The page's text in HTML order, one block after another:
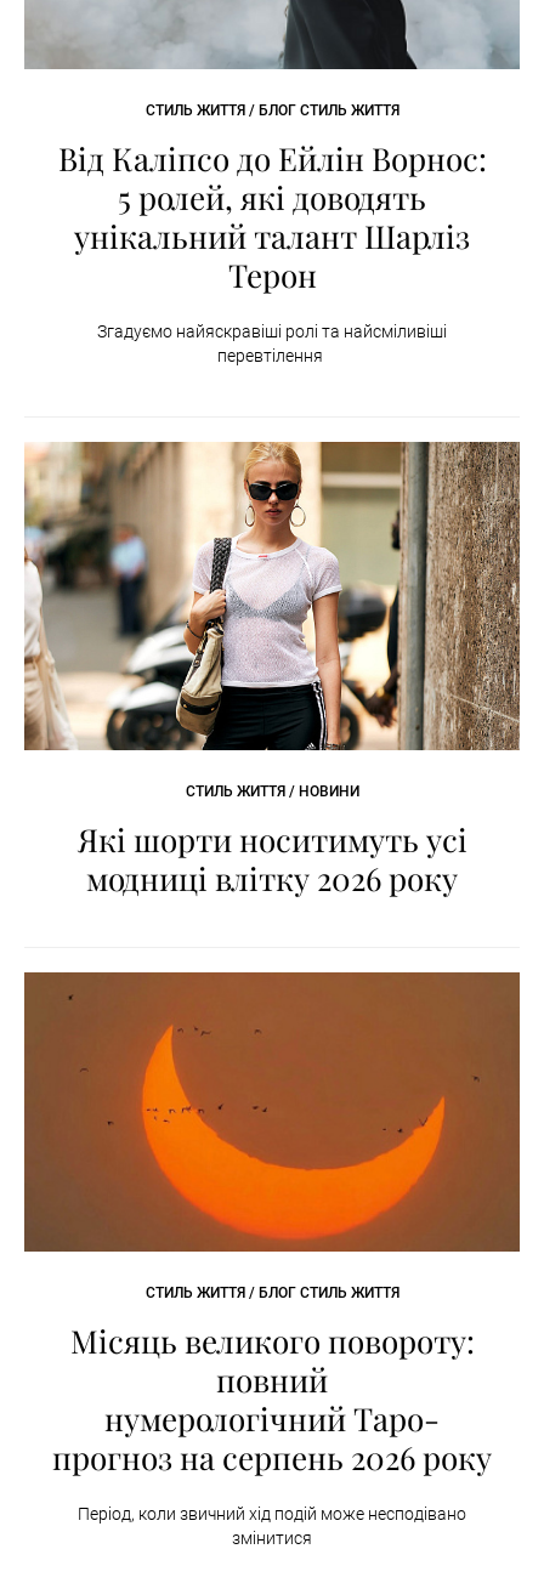
СТИЛЬ ЖИТТЯ / БЛОГ СТИЛЬ ЖИТТЯ
Від Каліпсо до Ейлін Ворнос:
5 ролей, які доводять
унікальний талант Шарліз
Терон
Згадуємо найяскравіші ролі та найсміливіші
перевтілення
СТИЛЬ ЖИТТЯ / НОВИНИ
Які шорти носитимуть усі
модниці влітку 2026 року
СТИЛЬ ЖИТТЯ / БЛОГ СТИЛЬ ЖИТТЯ
Місяць великого повороту:
повний
нумерологічний Таро-
прогноз на серпень 2026 року
Період, коли звичний хід подій може несподівано
змінитися